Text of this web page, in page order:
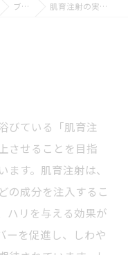
ブログ 肌育注射の実際の効果とは
びている「肌育注
させることを目指
す。肌育注射は、
の成分を注入するこ
ハリを与える効果が
ーを促進し、しわや